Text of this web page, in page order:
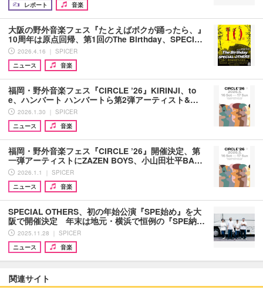
レポート
音楽
大阪の野外音楽フェス『たとえばボクが踊ったら、』
10周年は原点回帰、第1回のThe Birthday、SPECI…
2026.4.16 ｜ SPICER
ニュース
音楽
福岡・野外音楽フェス『CIRCLE ’26』KIRINJI、to
e、ハンバート ハンバートら第2弾アーティスト&…
2026.1.30 ｜ SPICER
ニュース
音楽
福岡・野外音楽フェス『CIRCLE ’26』開催決定、第
一弾アーティストにZAZEN BOYS、小山田壮平BA…
2026.1.1 ｜ SPICER
ニュース
音楽
SPECIAL OTHERS、初の年始公演『SPE始め』を大
阪で開催決定 年末は地元・横浜で恒例の『SPE納…
2025.11.28 ｜ SPICER
ニュース
音楽
関連サイト